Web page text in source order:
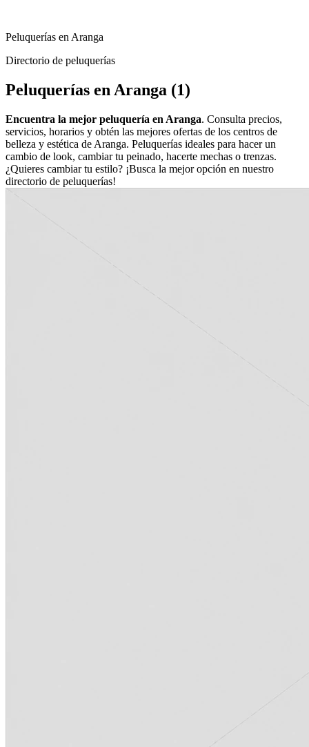
Peluquerías en Aranga
Directorio de peluquerías
Peluquerías en Aranga (1)
Encuentra la mejor peluquería en Aranga. Consulta precios,
servicios, horarios y obtén las mejores ofertas de los centros de
belleza y estética de Aranga. Peluquerías ideales para hacer un
cambio de look, cambiar tu peinado, hacerte mechas o trenzas.
¿Quieres cambiar tu estilo? ¡Busca la mejor opción en nuestro
directorio de peluquerías!